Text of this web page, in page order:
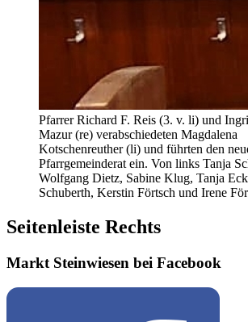
Pfarrer Richard F. Reis (3. v. li) und
Mazur (re) verabschiedeten Magdalena
Kotschenreuther (li) und führten den
Pfarrgemeinderat ein. Von links Tanja
Wolfgang Dietz, Sabine Klug, Tanja
Schuberth, Kerstin Förtsch und Irene
Seitenleiste Rechts
Markt Steinwiesen bei Facebook